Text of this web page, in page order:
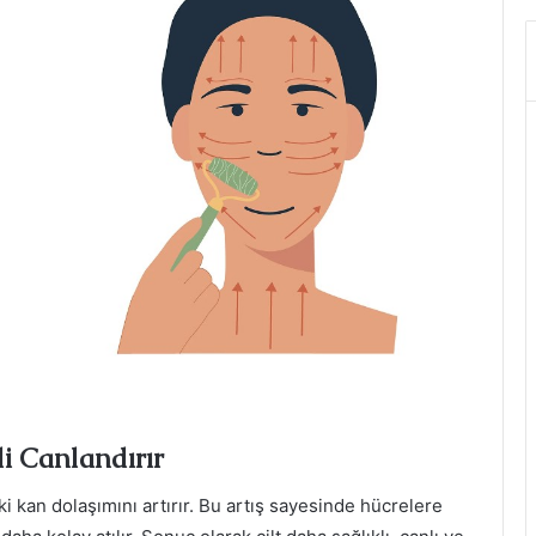
Canlandırır
dolaşımını artırır. Bu artış sayesinde hücrelere